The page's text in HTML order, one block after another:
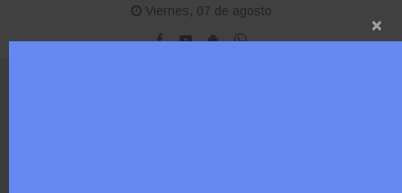
Viernes, 07 de agosto
×